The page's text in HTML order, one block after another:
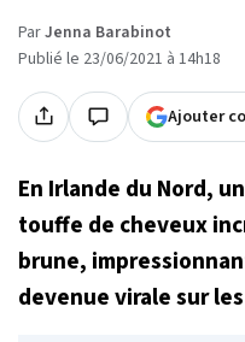
ParJenna Barabinot
Publié le 23/06/2021 à 14h18
Ajouter
En Irlande du Nord,
touffe de cheveux
brune,
devenue virale sur